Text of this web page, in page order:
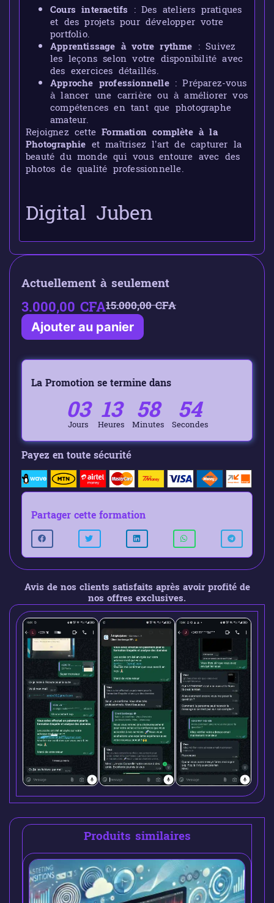
Cours interactifs : Des ateliers pratiques
et des projets pour développer votre
portfolio.
Apprentissage à votre rythme : Suivez
les leçons selon votre disponibilité avec
des exercices détaillés.
Approche professionnelle: Préparez-vous
à lancer une carrière ou à améliorer vos
compétences en tant que photographe
amateur.
Rejoignez cetteFormation complète à la
Photographie et maîtrisez l’art de capturer la
beauté du monde qui vous entoure avec des
photos de qualité professionnelle.
Digital Juben
Actuellement à seulement
3.000,00CFA15.000,00CFA
Ajouter au panier
La Promotion se termine dans
03
Jours 13
Heures 58
Minutes 53
Secondes
Payez en toute sécurité
Partager cette formation
Avis de nos clients satisfaits après avoir profité de
nos offres exclusives.
Produits similaires